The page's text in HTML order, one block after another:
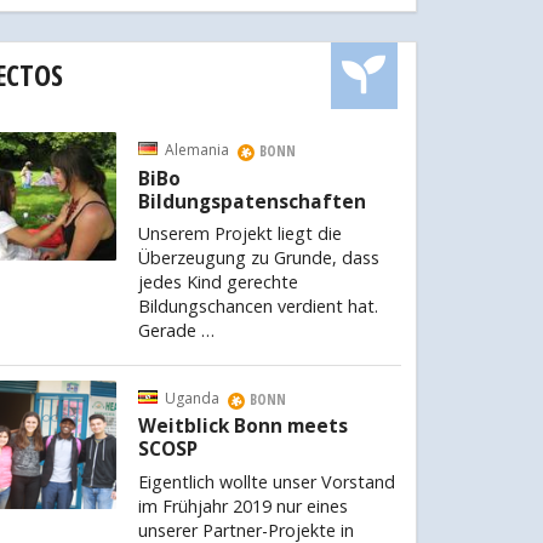
Alemania BONN
BiBo
Bildungspatenschaften
Unserem Projekt liegt die
Überzeugung zu Grunde, dass
jedes Kind gerechte
Bildungschancen verdient hat.
Gerade …
Uganda BONN
Weitblick Bonn meets
SCOSP
Eigentlich wollte unser Vorstand
im Frühjahr 2019 nur eines
unserer Partner-Projekte in